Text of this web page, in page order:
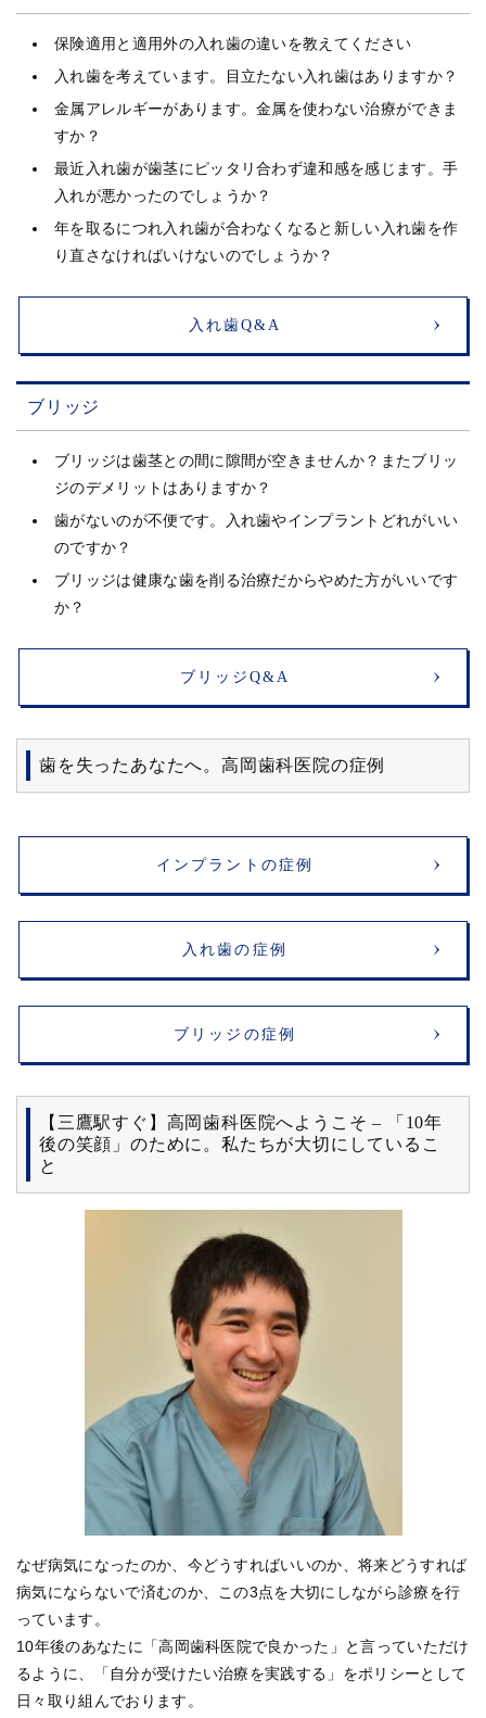
保険適用と適用外の入れ歯の違いを教えてください
入れ歯を考えています。目立たない入れ歯はありますか？
金属アレルギーがあります。金属を使わない治療ができま
すか？
最近入れ歯が歯茎にピッタリ合わず違和感を感じます。手
入れが悪かったのでしょうか？
年を取るにつれ入れ歯が合わなくなると新しい入れ歯を作
り直さなければいけないのでしょうか？
入れ歯Q&A
ブリッジ
ブリッジは歯茎との間に隙間が空きませんか？またブリッ
ジのデメリットはありますか？
歯がないのが不便です。入れ歯やインプラントどれがいい
のですか？
ブリッジは健康な歯を削る治療だからやめた方がいいです
か？
ブリッジQ&A
歯を失ったあなたへ。高岡歯科医院の症例
インプラントの症例
入れ歯の症例
ブリッジの症例
【三鷹駅すぐ】高岡歯科医院へようこそ – 「10年
後の笑顔」のために。私たちが大切にしているこ
と
なぜ病気になったのか、今どうすればいいのか、将来どうすれば
病気にならないで済むのか、この3点を大切にしながら診療を行
っています。
10年後のあなたに「高岡歯科医院で良かった」と言っていただけ
るように、「自分が受けたい治療を実践する」をポリシーとして
日々取り組んでおります。